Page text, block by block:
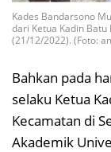
Kades Bandarsono
dari Ketua Kadin Batu
(21/12/2022). (Foto:
Bahkan pada
selaku Ketua
Kecamatan di
Akademik